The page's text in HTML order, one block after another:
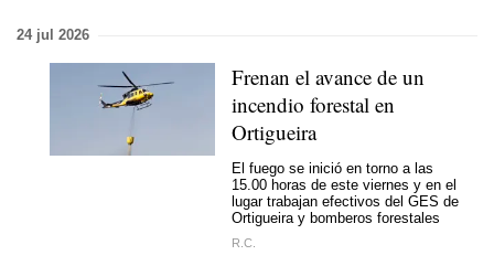
24 jul 2026
Frenan el avance de un
incendio forestal en
Ortigueira
El fuego se inició en torno a las
15.00 horas de este viernes y en el
lugar trabajan efectivos del GES de
Ortigueira y bomberos forestales
R.C.